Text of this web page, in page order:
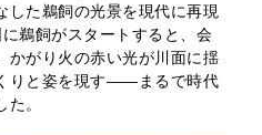
した鵜飼の光景を現代に再現
鵜飼がスタートすると、会
かがり火の赤い光が川面に揺
りと姿を現す——まるで時代
。